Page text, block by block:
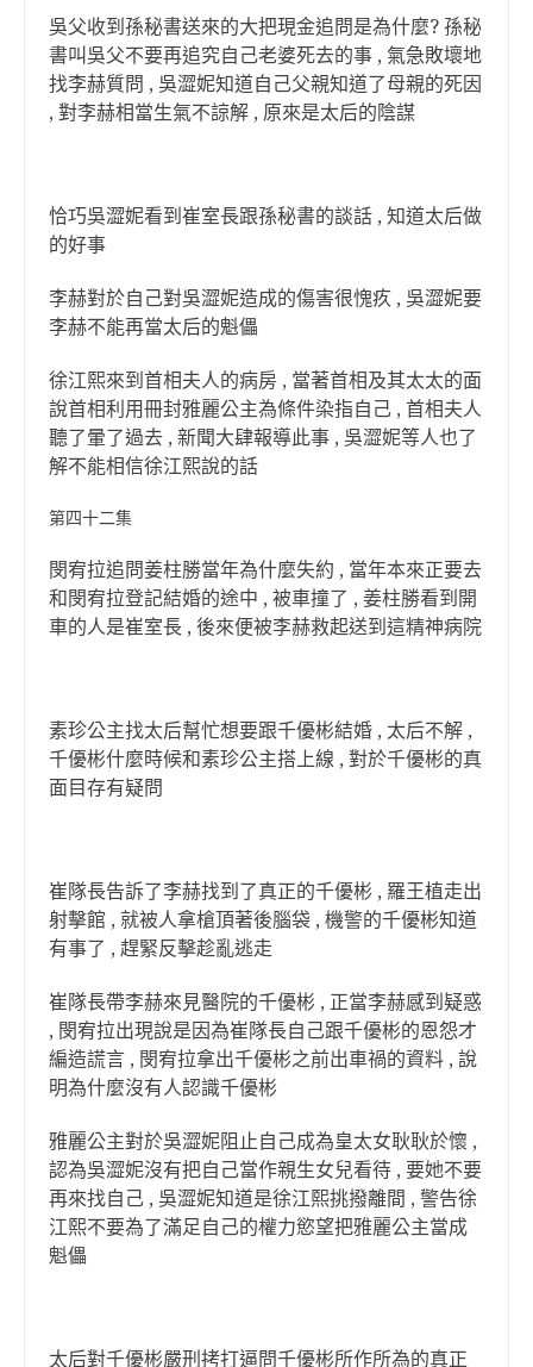
吳父收到孫秘書送來的大把現金追問是為什麼? 孫秘
書叫吳父不要再追究自己老婆死去的事 , 氣急敗壞地
找李赫質問 , 吳澀妮知道自己父親知道了母親的死因
, 對李赫相當生氣不諒解 , 原來是太后的陰謀
恰巧吳澀妮看到崔室長跟孫秘書的談話 , 知道太后做
的好事
李赫對於自己對吳澀妮造成的傷害很愧疚 , 吳澀妮要
李赫不能再當太后的魁儡
徐江熙來到首相夫人的病房 , 當著首相及其太太的面
說首相利用冊封雅麗公主為條件染指自己 , 首相夫人
聽了暈了過去 , 新聞大肆報導此事 , 吳澀妮等人也了
解不能相信徐江熙說的話
第四十二集
閔宥拉追問姜柱勝當年為什麼失約 , 當年本來正要去
和閔宥拉登記結婚的途中 , 被車撞了 , 姜柱勝看到開
車的人是崔室長 , 後來便被李赫救起送到這精神病院
素珍公主找太后幫忙想要跟千優彬結婚 , 太后不解 ,
千優彬什麼時候和素珍公主搭上線 , 對於千優彬的真
面目存有疑問
崔隊長告訴了李赫找到了真正的千優彬 , 羅王植走出
射擊館 , 就被人拿槍頂著後腦袋 , 機警的千優彬知道
有事了 , 趕緊反擊趁亂逃走
崔隊長帶李赫來見醫院的千優彬 , 正當李赫感到疑惑
, 閔宥拉出現說是因為崔隊長自己跟千優彬的恩怨才
編造謊言 , 閔宥拉拿出千優彬之前出車禍的資料 , 說
明為什麼沒有人認識千優彬
雅麗公主對於吳澀妮阻止自己成為皇太女耿耿於懷 ,
認為吳澀妮沒有把自己當作親生女兒看待 , 要她不要
再來找自己 , 吳澀妮知道是徐江熙挑撥離間 , 警告徐
江熙不要為了滿足自己的權力慾望把雅麗公主當成
魁儡
太后對千優彬嚴刑拷打逼問千優彬所作所為的真正